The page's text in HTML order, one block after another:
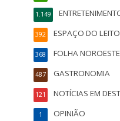
1.149
ESPAÇO DO
392
FOLHA
368
GASTRONOMIA
487
NOTÍCIAS EM
121
OPINIÃO
1